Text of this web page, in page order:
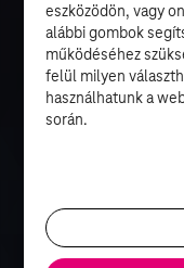
eszközödön, vagy
alábbi gombok
működéséhez
felül milyen
használhatunk a
során.